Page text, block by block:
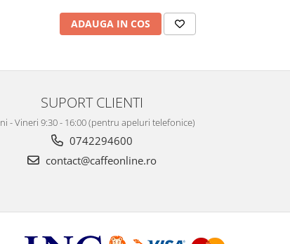
ADAUGA IN COS
SUPORT CLIENTI
- Vineri 9:30 - 16:00 (pentru apeluri telefonice)
0742294600
contact@caffeonline.ro